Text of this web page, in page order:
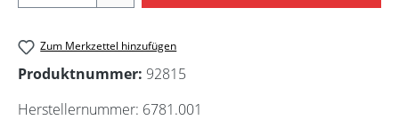
Zum Merkzettel hinzufügen
Produktnummer: 92815
Herstellernummer: 6781.001